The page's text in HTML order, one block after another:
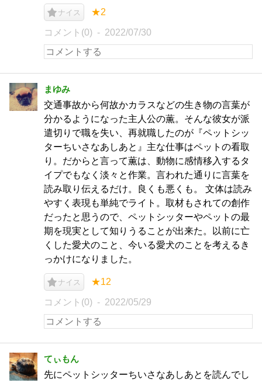
ナイス ★2
コメント(0) 2022/07/30
まゆみ
交通事故から何故かカラスなどの生き物の言葉が
分かるようになった主人公の薫。そんな彼女が派
遣切りで職を失い、再就職したのが『ペットシッ
ターちいさなあしあと』主な仕事はペットの看取
り。だからと言って薫は、動物に感情移入するタ
イプでもなく淡々と作業。言われた通りに言葉を
読み取り伝えるだけ。良くも悪くも。 文体は読み
やすく表現も単純でライト。取材もされての創作
だったと思うので、ペットシッターやペットの最
期を現実として知りうることが出来た。以前に亡
くした愛犬のこと、今いる愛犬のことを考えるき
っかけになりました。
ナイス ★12
コメント(0) 2022/05/29
てぃもん
先にペットシッターちいさなあしあとを読んでし